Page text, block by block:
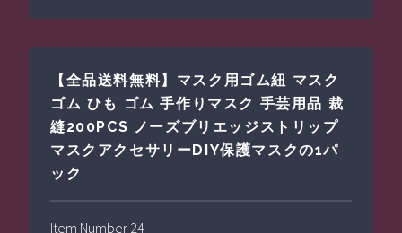
【全品送料無料】マスク用ゴム紐 マスク
ゴム ひも ゴム 手作りマスク 手芸用品 裁
縫200PCS ノーズブリエッジストリップ
マスクアクセサリーDIY保護マスクの1パ
ック
Item Number 24